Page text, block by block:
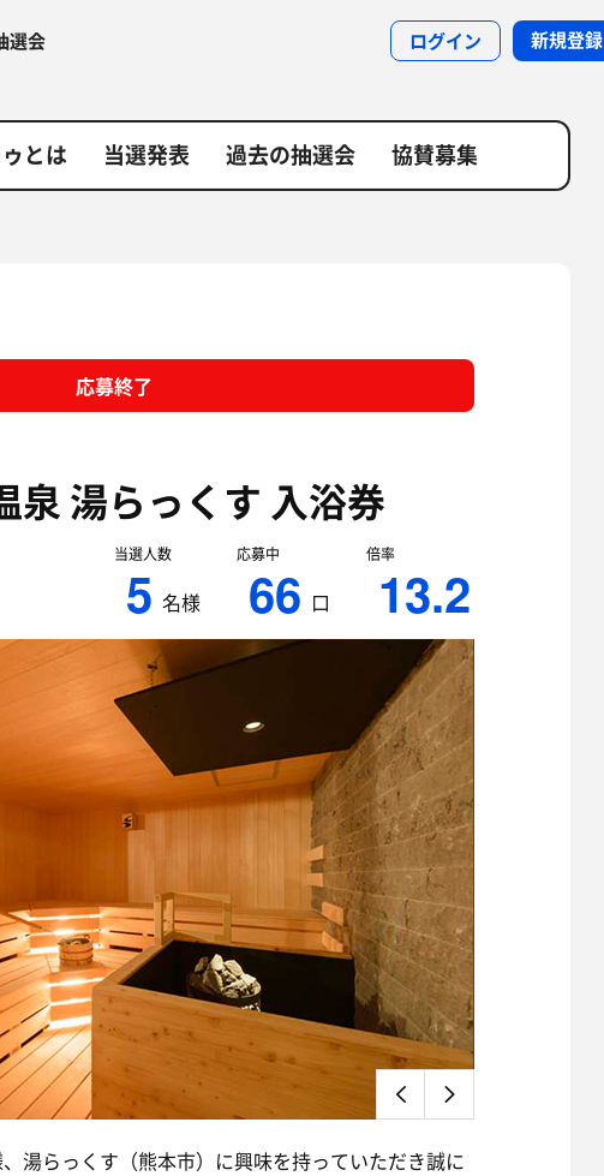
選会 ログイン 新規登録
とは 当選発表 過去の抽選会 協賛募集
応募終了
泉 湯らっくす 入浴券
当選人数
5 名様
応募中
66 口
倍率
13.2
湯らっくす（熊本市）に興味を持っていただき誠に